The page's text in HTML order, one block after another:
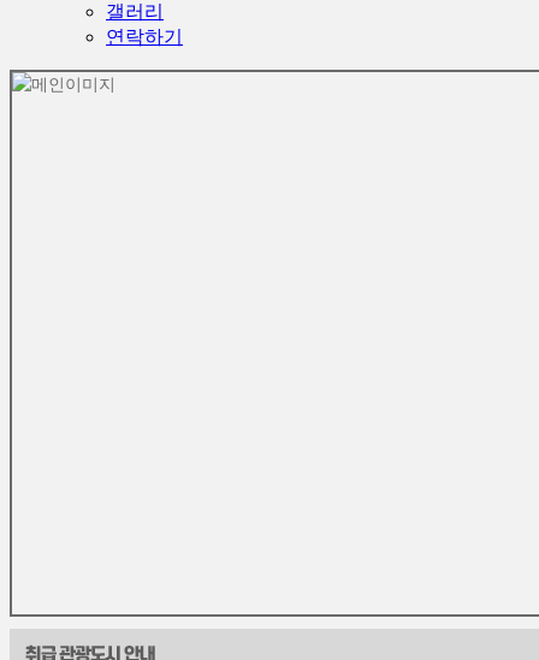
갤러리
연락하기